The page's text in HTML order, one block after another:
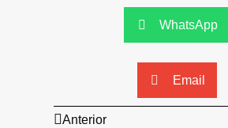
WhatsApp
Email
Anterior